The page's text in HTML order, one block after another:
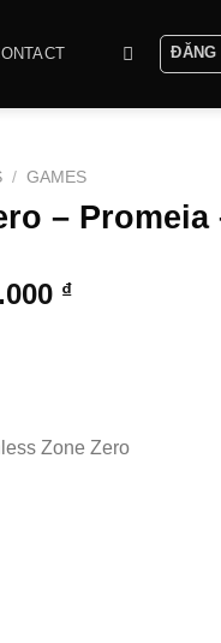
ĐĂNG
/ GAMES
– Promeia
₫Khoảng
5.200.000 ₫
Zone Zero